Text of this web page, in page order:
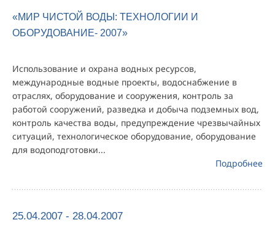
«МИР ЧИСТОЙ ВОДЫ: ТЕХНОЛОГИИ И
ОБОРУДОВАНИЕ- 2007»
Использование и охрана водных ресурсов,
международные водные проекты, водоснабжение в
отраслях, оборудование и сооружения, контроль за
работой сооружений, разведка и добыча подземных вод,
контроль качества воды, предупреждение чрезвычайных
ситуаций, технологическое оборудование, оборудование
для водоподготовки...
Подробнее
25.04.2007 - 28.04.2007